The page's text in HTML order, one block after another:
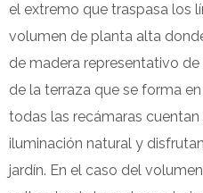
el extremo que traspasa los
volumen de planta alta
de madera representativo
de la terraza que se forma
todas las recámaras
iluminación natural y
jardín. En el caso del